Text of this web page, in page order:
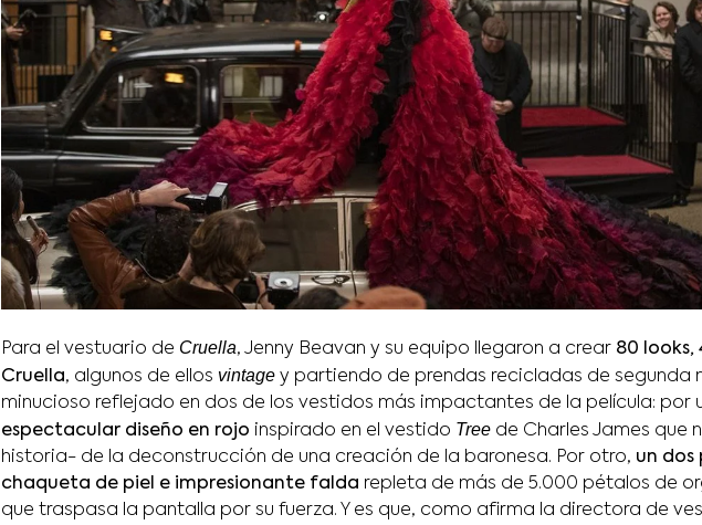
Para el vestuario de Cruella, Jenny Beavan y su equipo llegaron a crear 80 looks,
Cruella, algunos de ellos vintage y partiendo de prendas recicladas de segunda
minucioso reflejado en dos de los vestidos más impactantes de la película: por
espectacular diseño en rojo inspirado en el vestido Tree de Charles James que
historia- de la deconstrucción de una creación de la baronesa. Por otro, un dos
chaqueta de piel e impresionante falda repleta de más de 5.000 pétalos de
que traspasa la pantalla por su fuerza. Y es que, como afirma la directora de